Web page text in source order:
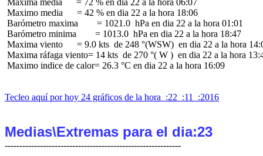
Maxima media      = 72 % en dia 22 a la hora 06:07
Maximo media      = 42 % en dia 22 a la hora 18:06
Barómetro maxima        = 1021.0  hPa en dia 22 a la hora 01:01
Barómetro minima        = 1013.0  hPa en dia 22 a la hora 18:47
Maxima viento      = 9.0 kts  de 248 °(WSW)  en dia 22 a la hora
Maxima ráfaga viento= 14 kts  de 270 °( W )  en dia 22 a la hora
Maximo indice de calor= 26.3 °C en dia 22 a la hora 16:09
Tecleo aquí por hoy 24 gráficos de la hora  :22  :11  :2016
Medias\Extremas para el dia:23